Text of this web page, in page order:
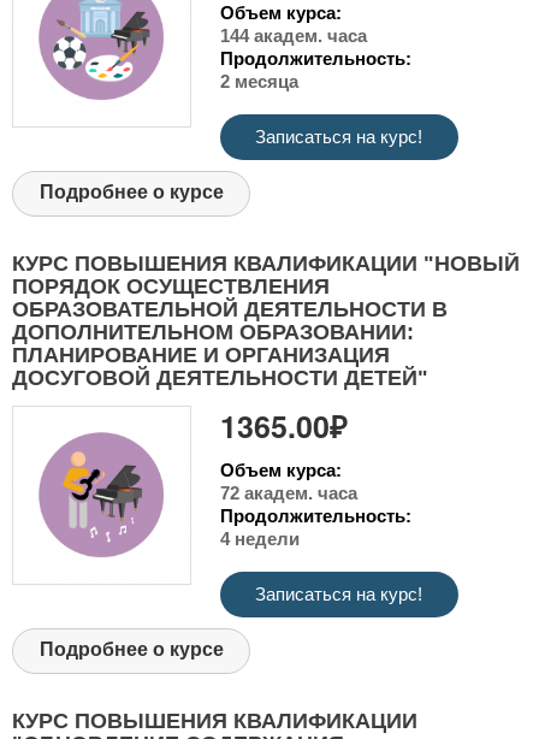
Объем курса:
144 академ. часа
Продолжительность:
2 месяца
Записаться на курс!
Подробнее о курсе
КУРС ПОВЫШЕНИЯ КВАЛИФИКАЦИИ "НОВЫЙ
ПОРЯДОК ОСУЩЕСТВЛЕНИЯ
ОБРАЗОВАТЕЛЬНОЙ ДЕЯТЕЛЬНОСТИ В
ДОПОЛНИТЕЛЬНОМ ОБРАЗОВАНИИ:
ПЛАНИРОВАНИЕ И ОРГАНИЗАЦИЯ
ДОСУГОВОЙ ДЕЯТЕЛЬНОСТИ ДЕТЕЙ"
1365.00₽
Объем курса:
72 академ. часа
Продолжительность:
4 недели
Записаться на курс!
Подробнее о курсе
КУРС ПОВЫШЕНИЯ КВАЛИФИКАЦИИ